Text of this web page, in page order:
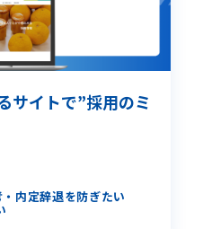
サイトで”採用のミ
内定辞退を防ぎたい